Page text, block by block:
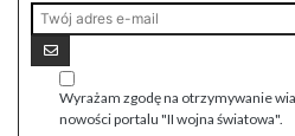
Wyrażam zgodę na otrzymywanie
nowości portalu "II wojna światowa".